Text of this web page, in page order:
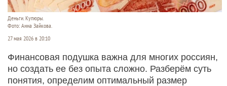
Деньги. Купюры.
Фото: Анна Зайкова.
27 мая 2026 в 20:10
Финансовая подушка важна для многих россиян,
но создать ее без опыта сложно. Разберём суть
понятия, определим оптимальный размер